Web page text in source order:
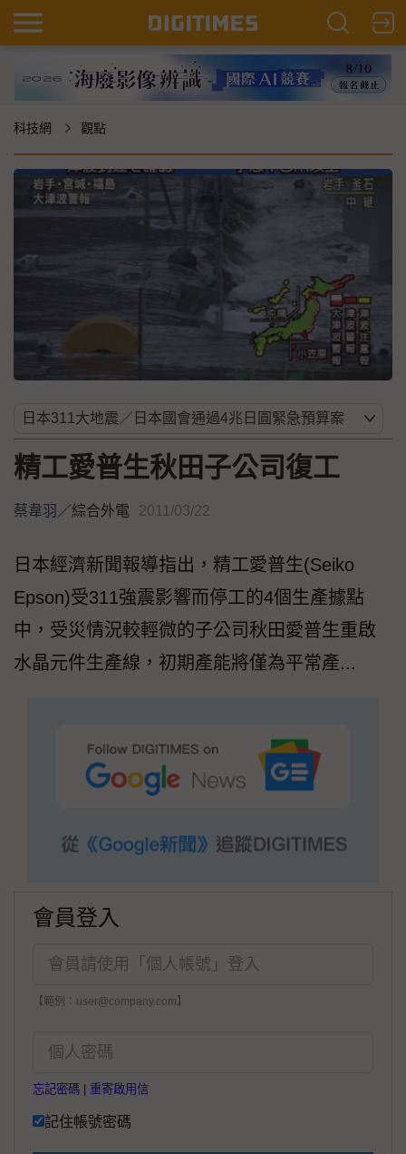
科技網 觀點
精工愛普生秋田子公司復工
蔡韋羽 ／綜合外電 2011/03/22
日本經濟新聞報導指出，精工愛普生(Seiko
Epson)受311強震影響而停工的4個生產據點
中，受災情況較輕微的子公司秋田愛普生重啟
水晶元件生產線，初期產能將僅為平常產...
會員登入
【範例：user@company.com】
忘記密碼 重寄啟用信
記住帳號密碼